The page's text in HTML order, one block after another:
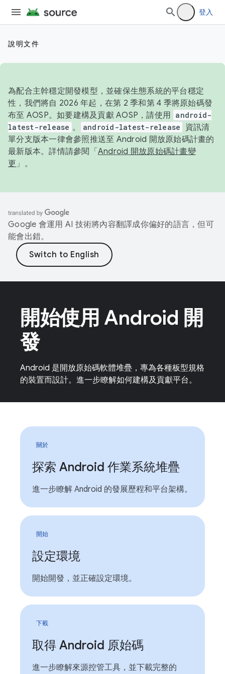
登入
說明文件
為配合主幹穩定開發模型，並確保生態系統的平台穩定
性，我們將自 2026 年起，在第 2 季和第 4 季將原始碼發
布至 AOSP。如要建構及貢獻 AOSP，請使用 android-
latest-release 。 android-latest-release
資訊清
單分支版本一律會參照推送至 Android 開放原始碼計畫的
最新版本。詳情請參閱「 Android 開放原始碼計畫變
更 」。
Google 會運用 AI 技術將內容翻譯成你偏好的語言，但可
能會出錯。
開始使用 Android 開
發
Android 是開放原始碼軟體堆疊，專為各種板型規格
的裝置而設計。進一步瞭解如何建構及貢獻平台。
關於
探索 Android 作業系統堆疊
進一步瞭解 Android 的發展歷程和平台架構。
開始
設定環境
開始開發，並正確設定環境。
下載
取得 Android 原始碼
進一步瞭解來源控管工具，並下載完整的